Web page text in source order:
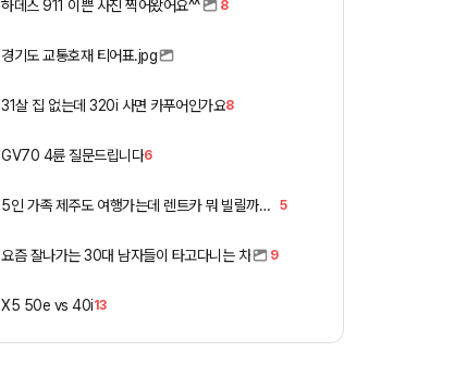
하데스 911 이쁜 사진 찍어왔어요^^ 8
경기도 교통호재 티어표.jpg
31살 집 없는데 320i 사면 카푸어인가요8
GV70 4륜 질문드립니다6
5인 가족 제주도 여행가는데 렌트카 뭐 빌릴까요 ㅎ 5
요즘 잘나가는 30대 남자들이 타고다니는 차 9
X5 50e vs 40i13